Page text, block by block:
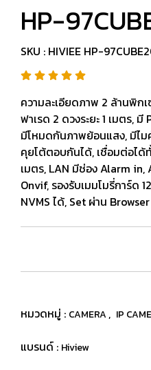
HP-
SKU : HIVIEE HP-
ความละเอียดภาพ 2 ล้านพิก
ฟาเรด 2 ดวงระยะ 1 เมตร,
มีโหมดกันภาพย้อนแสง, มีไม
คุยโต้ตอบกันได้, เชื่อมต่อได้ทั้
เมตร, LAN มีช่อง Alarm in,
Onvif, รองรับเมมโมรี่การ์ด
NVMS ได้, Set ผ่าน
หมวดหมู่ : CAMERA , IP
แบรนด์ : Hiview